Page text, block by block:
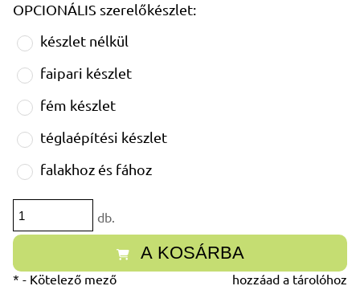
OPCIONÁLIS szerelőkészlet:
készlet nélkül
faipari készlet
fém készlet
téglaépítési készlet
falakhoz és fához
db.
A KOSÁRBA
hozzáad a tárolóhoz
* - Kötelező mező